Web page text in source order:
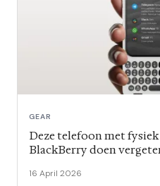
GEAR
Deze telefoon met
BlackBerry doen
16 April 2026